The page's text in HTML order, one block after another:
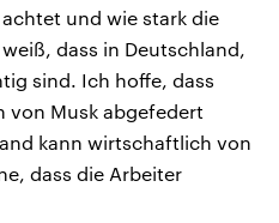
und wie stark die
dass in Deutschland,
sind. Ich hoffe, dass
von Musk abgefedert
kann wirtschaftlich von
dass die Arbeiter